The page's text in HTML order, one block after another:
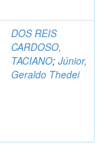
DOS REIS
CARDOSO,
TACIANO; Júnior,
Geraldo Thedei